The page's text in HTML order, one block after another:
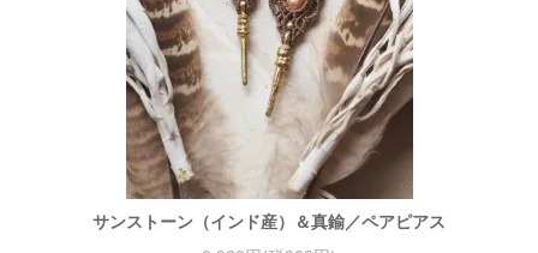
サンストーン（インド産）＆真鍮／ペアピアス